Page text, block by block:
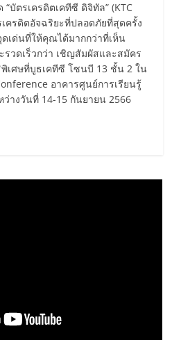
บัตรเครดิตเคทีซี ดิจิทัล” (KTC
เครดิตอัจฉริยะที่ปลอดภัยที่สุดครั้ง
เด่นที่ให้คุณได้มากกว่าที่เห็น
รวดเร็วกว่า เชิญสัมผัสและสมัคร
เศษที่บูธเคทีซี โซนบี 13 ชั้น 2 ใน
อาคารศูนย์การเรียนรู้
างวันที่ 14-15 กันยายน 2566